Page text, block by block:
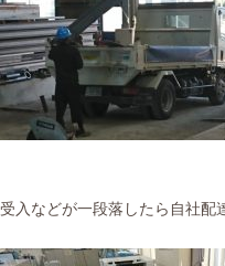
受入などが一段落したら自社配